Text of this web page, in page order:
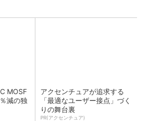
MOSF
減の独
アクセンチュアが追求する
「最適なユーザー接点」づく
りの舞台裏
PR(アクセンチュア)